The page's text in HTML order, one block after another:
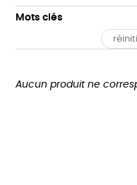
TRACTS
CARTES
Popularité
Prix : du - cher au + cher
Disponibilité
Tous
50 € - 100 €
150 € - 200 €
Mots clés
OEKO-
Aucun produit ne